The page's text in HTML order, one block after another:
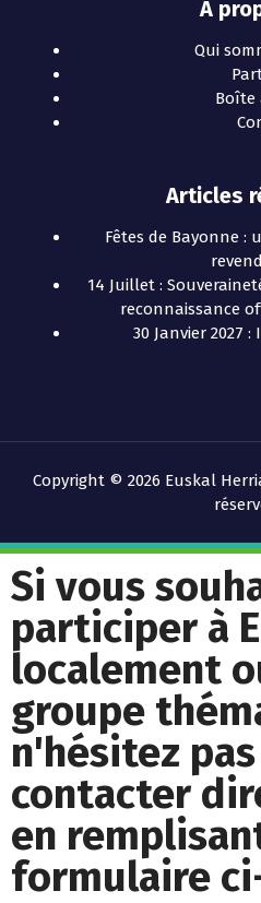
A
Qui
Boîte
Articles
Fêtes de Bayonne :
14 Juillet :
reconnaissance
30 Janvier 2027 :
Copyright © 2026 Euskal
Si vous
participer à
localement
groupe
n'hésitez
contacter
en
formulaire